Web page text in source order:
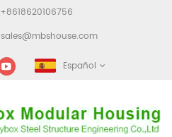
+8618620106756
sales@mbshouse.com
Español